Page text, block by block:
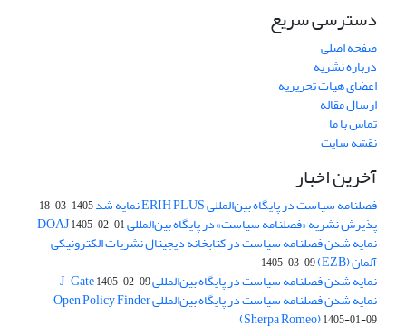
دسترسی سریع
صفحه اصلی
درباره نشریه
اعضای هیات تحریریه
ارسال مقاله
تماس با ما
نقشه سایت
آخرین اخبار
فصلنامه سیاست در پایگاه بین‌المللی ERIH PLUS نمایه شد 1405-03-18
پذیرش نشریه «فصلنامه سیاست» در پایگاه بین‌المللی DOAJ1405-02-01
نمایه شدن فصلنامه سیاست در کتابخانه دیجیتال نشریات الکترونیکی
آلمان (EZB) 1405-03-09
نمایه شدن فصلنامه سیاست در پایگاه بین‌المللی J-Gate1405-02-09
نمایه شدن فصلنامه سیاست در پایگاه بین‌المللی Open Policy Finder
(Sherpa Romeo)1405-01-09